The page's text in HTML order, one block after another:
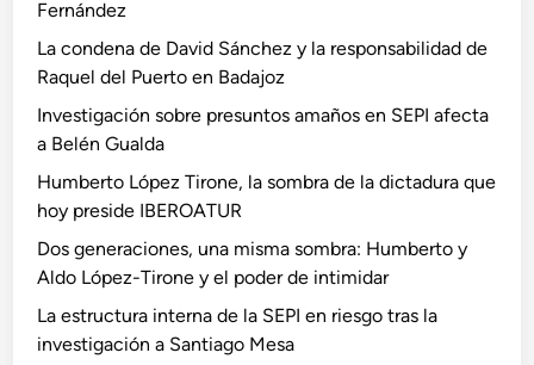
u
d
i
c
i
a
y
l
a
t
Fernández
La condena de David Sánchez y la responsabilidad de
Raquel del Puerto en Badajoz
Investigación sobre presuntos amaños en SEPI afecta
a Belén Gualda
Humberto López Tirone, la sombra de la dictadura que
hoy preside IBEROATUR
Dos generaciones, una misma sombra: Humberto y
Aldo López-Tirone y el poder de intimidar
La estructura interna de la SEPI en riesgo tras la
investigación a Santiago Mesa